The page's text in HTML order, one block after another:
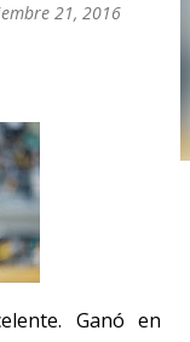
21, 2016
Ganó en